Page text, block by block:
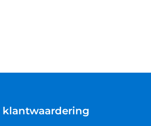
klantwaardering